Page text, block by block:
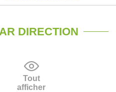
DIRECTION
Tout
afficher